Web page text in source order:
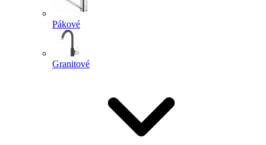
Pákové
Granitové